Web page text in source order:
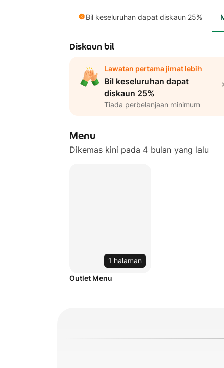
Bil keseluruhan dapat diskaun 25%
Diskaun bil
Lawatan pertama jimat lebih
Bil keseluruhan dapat
diskaun 25%
Tiada perbelanjaan minimum
Menu
Dikemas kini pada 4 bulan yang lalu
1 halaman
Outlet Menu